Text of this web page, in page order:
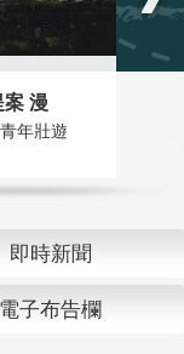
漫
年壯遊
即時新聞
電子布告欄